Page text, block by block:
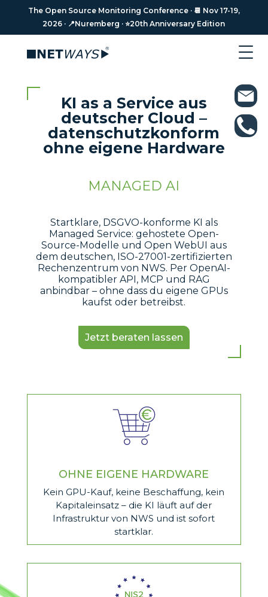
The Open Source Monitoring Conference · 📆 Nov 17-19,
2026 · 📍Nuremberg · ⭐️20th Anniversary Edition
KI as a Service aus
deutscher Cloud –
datenschutzkonform
ohne eigene Hardware
MANAGED AI
Startklare, DSGVO-konforme KI als
Managed Service: gehostete Open-
Source-Modelle und Open WebUI aus
dem deutschen, ISO-27001-zertifizierten
Rechenzentrum von NWS. Per OpenAI-
kompatibler API, MCP und RAG
anbindbar – ohne dass du eigene GPUs
kaufst oder betreibst.
Jetzt beraten lassen
OHNE EIGENE HARDWARE
Kein GPU-Kauf, keine Beschaffung, kein
Kapitaleinsatz – die KI läuft auf der
Infrastruktur von NWS und ist sofort
startklar.